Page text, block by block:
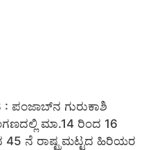
: ಪಂಜಾಬ್‍ನ ಗುರುಕಾಶಿ
ಮಾ.14 ರಿಂದ 16
ನೆ ರಾಷ್ಟ್ರಮಟ್ಟದ ಹಿರಿಯರ